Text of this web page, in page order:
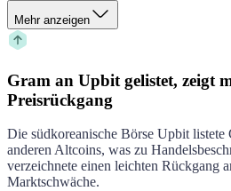
Mehr anzeigen
Gram an Upbit gelistet, zeigt
Preisrückgang
Die südkoreanische Börse Upbit listete
anderen Altcoins, was zu
verzeichnete einen leichten Rückgang
Marktschwäche.